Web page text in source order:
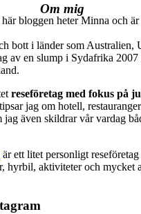
Om mig
bloggen heter Minna och är
bott i länder som Australien,
av en slump i Sydafrika
reseföretag med fokus på
jag om hotell,
jag även skildrar vår vardag
är ett litet personligt
hyrbil, aktiviteter och mycket